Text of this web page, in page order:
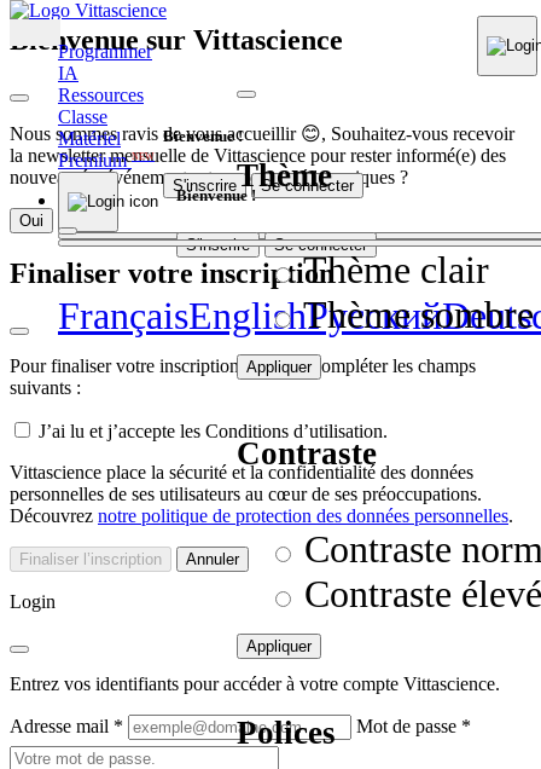
Bienvenue sur Vittascience
Nous sommes ravis de vous accueillir 😊, Souhaitez-vous recevoir
la newsletter mensuelle de Vittascience pour rester informé(e) des
nouveautés, événements et contenus pédagogiques ?
Oui
Finaliser votre inscription
Pour finaliser votre inscription, veuillez compléter les champs
suivants :
J’ai lu et j’accepte les Conditions d’utilisation.
Vittascience place la sécurité et la confidentialité des données
personnelles de ses utilisateurs au cœur de ses préoccupations.
Découvrez notre politique de protection des données personnelles.
Finaliser l’inscription Annuler
Login
Entrez vos identifiants pour accéder à votre compte Vittascience.
Adresse mail * Mot de passe *
Bienvenue !
S'inscrire Se connecter
Programmer
IA
Ressources
Classe
Matériel
PremiumNEW
Bienvenue !
S'inscrire Se connecter
Thème
Thème clair
Thème sombre
Appliquer
Contraste
Contraste
Contraste élevé
Appliquer
Polices
FrançaisEnglishPусский